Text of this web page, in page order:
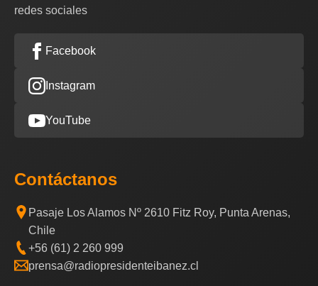
redes sociales
Facebook
Instagram
YouTube
Contáctanos
Pasaje Los Alamos Nº 2610 Fitz Roy, Punta Arenas,
Chile
+56 (61) 2 260 999
prensa@radiopresidenteibanez.cl